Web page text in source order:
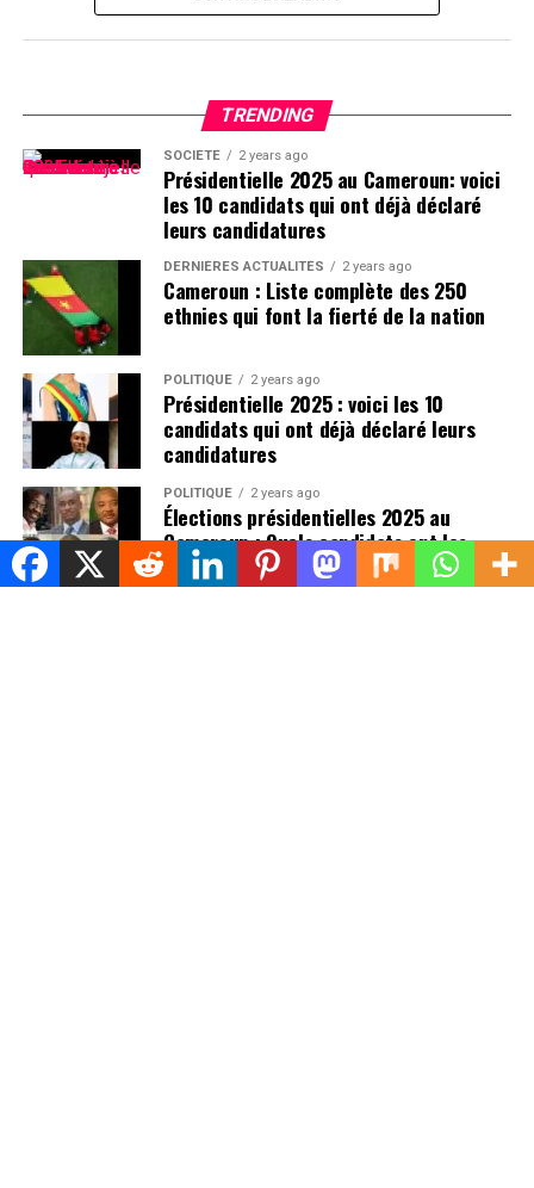
Et si lancer ou développer une entreprise pouvait aussi
CLIQUEZ ici pour lire tout l’article sur
Rejoindre notre chaîne télégram pour avoir les
TRENDING
SOCIÉTÉ 2 years ago
Présidentielle 2025 au Cameroun: voici
les 10 candidats qui ont déjà déclaré
leurs candidatures
DERNIÈRES ACTUALITÉS 2 years ago
Cameroun : Liste complète des 250
ethnies qui font la fierté de la nation
POLITIQUE 2 years ago
Présidentielle 2025 : voici les 10
candidats qui ont déjà déclaré leurs
candidatures
POLITIQUE 2 years ago
Élections présidentielles 2025 au
Cameroun : Quels candidats ont les
meilleures chances de succès ?